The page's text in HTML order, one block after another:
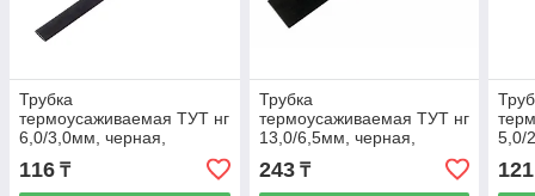
Трубка
термоусаживаемая ТУТ нг
6,0/3,0мм, черная,
упаковка 50 шт. по 1м
REXANT
116 ₸
Трубка
термоусаживаемая ТУТ нг
13,0/6,5мм, черная,
упаковка 50 шт. по 1м
REXANT
243₸
5,0/
121